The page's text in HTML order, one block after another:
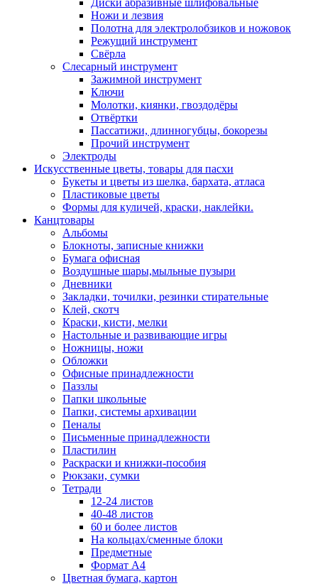
Ножи и лезвия
Полотна для электролобзиков и ножовок
Режущий инструмент
Свёрла
Слесарный инструмент
Зажимной инструмент
Ключи
Молотки, киянки, гвоздодёры
Отвёртки
Пассатижи, длинногубцы, бокорезы
Прочий инструмент
Электроды
Искусственные цветы, товары для пасхи
Букеты и цветы из шелка, бархата, атласа
Пластиковые цветы
Формы для куличей, краски, наклейки.
Канцтовары
Альбомы
Блокноты, записные книжки
Бумага офисная
Воздушные шары,мыльные пузыри
Дневники
Закладки, точилки, резинки стирательные
Клей, скотч
Краски, кисти, мелки
Настольные и развивающие игры
Ножницы, ножи
Обложки
Офисные принадлежности
Паззлы
Папки школьные
Папки, системы архивации
Пеналы
Письменные принадлежности
Пластилин
Раскраски и книжки-пособия
Рюкзаки, сумки
Тетради
12-24 листов
40-48 листов
60 и более листов
На кольцах/сменные блоки
Предметные
Формат А4
Цветная бумага, картон